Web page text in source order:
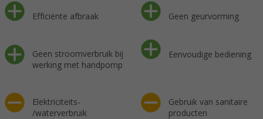
Efficiënte afbraak Geen geurvorming
Geen stroomverbruik bij
werking met handpomp
Eenvoudige bediening
Elektriciteits-
/waterverbruik
Gebruik van sanitaire
producten